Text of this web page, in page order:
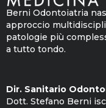
Berni Odontoiatria
approccio
patologie più
a tutto tondo.
Dir. Sanitario
Dott. Stefano Berni